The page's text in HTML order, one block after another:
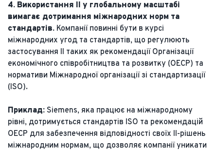
4. Використання ІІ у глобальному масштабі
вимагає дотримання міжнародних норм та
стандартів. Компанії повинні бути в курсі
міжнародних угод та стандартів, що регулюють
застосування ІІ таких як рекомендації Організації
економічного співробітництва та розвитку (ОЕСР) та
нормативи Міжнародної організації зі стандартизації
(ISO).
Приклад: Siemens, яка працює на міжнародному
рівні, дотримується стандартів ISO та рекомендацій
ОЕСР для забезпечення відповідності своїх ІІ-рішень
міжнародним нормам, що дозволяє компанії уникати